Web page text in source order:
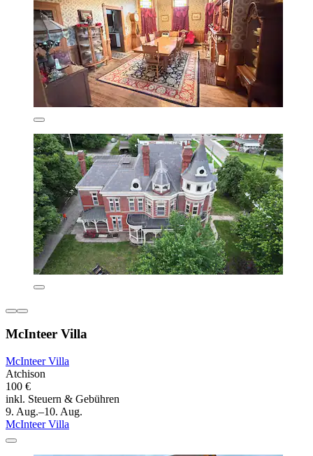
McInteer Villa
McInteer Villa
Atchison
100 €
inkl. Steuern & Gebühren
9. Aug.–10. Aug.
McInteer Villa